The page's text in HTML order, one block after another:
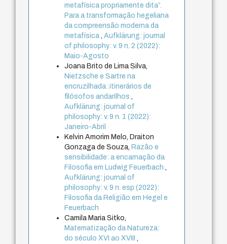
metafísica propriamente dita”.
Para a transformação hegeliana
da compreensão moderna da
metafísica,Aufklärung: journal
of philosophy: v. 9 n. 2 (2022):
Maio-Agosto
Joana Brito de Lima Silva,
Nietzsche e Sartre na
encruzilhada: itinerários de
filósofos andarilhos,
Aufklärung: journal of
philosophy: v. 9 n. 1 (2022):
Janeiro-Abril
Kelvin Amorim Melo, Draiton
Gonzaga de Souza, Razão e
sensibilidade: a encarnação da
Filosofia em Ludwig Feuerbach,
Aufklärung: journal of
philosophy: v. 9 n. esp (2022):
Filosofia da Religião em Hegel e
Feuerbach
Camila Maria Sitko,
Matematização da Natureza:
do século XVI ao XVIII,